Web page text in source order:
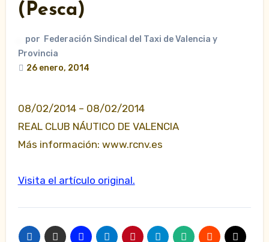
(Pesca)
por Federación Sindical del Taxi de Valencia y
Provincia
26 enero, 2014
08/02/2014 – 08/02/2014
REAL CLUB NÁUTICO DE VALENCIA
Más información: www.rcnv.es
Visita el artículo original.